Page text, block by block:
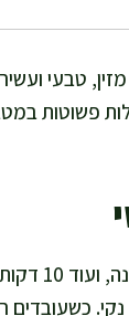
טבעי
פשוטות
אני